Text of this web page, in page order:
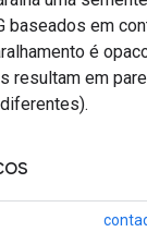
baseados em
é
resultam em